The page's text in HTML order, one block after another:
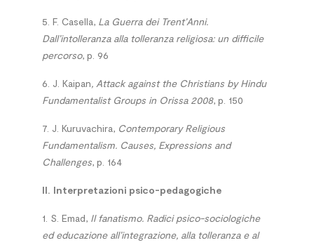
5. F. Casella, La Guerra dei Trent’Anni.
Dall’intolleranza alla tolleranza religiosa: un difficile
percorso, p. 96
6. J. Kaipan, Attack against the Christians by Hindu
Fundamentalist Groups in Orissa 2008, p. 150
7. J. Kuruvachira, Contemporary Religious
Fundamentalism. Causes, Expressions and
Challenges, p. 164
II. Interpretazioni psico-pedagogiche
1. S. Emad, Il fanatismo. Radici psico-sociologiche
ed educazione all’integrazione, alla tolleranza e al